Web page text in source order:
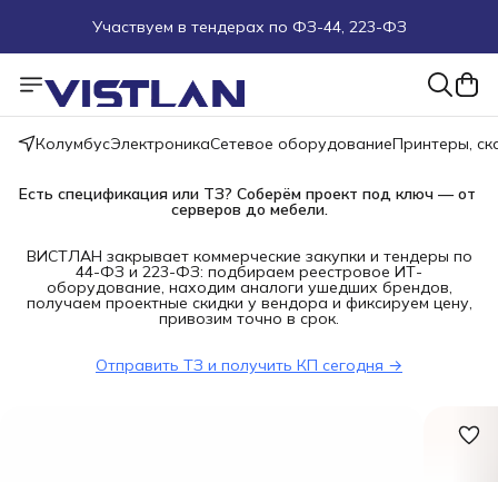
Поможем подобрать оборудование под ТЗ
Пуско-наладочные работы
Более 100 000 позиций в наличии и под заказ
КолумбусЭлектроникаСетевое оборудованиеПринтеры,
Есть спецификация или ТЗ? Соберём проект под ключ — от
серверов до мебели.
ВИСТЛАН закрывает коммерческие закупки и тендеры по
44-ФЗ и 223-ФЗ: подбираем реестровое ИТ-
оборудование, находим аналоги ушедших брендов,
получаем проектные скидки у вендора и фиксируем цену,
привозим точно в срок.
Отправить ТЗ и получить КП сегодня →